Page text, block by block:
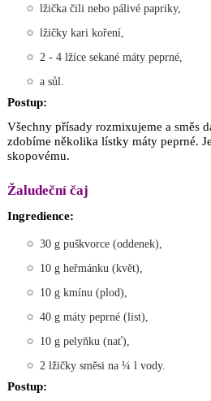
lžička čili nebo pálivé papriky,
lžičky kari koření,
2 - 4 lžíce sekané máty peprné,
a sůl.
Postup:
Všechny přísady rozmixujeme a směs
zdobíme několika lístky máty peprné.
skopovému.
Žaludeční čaj
Ingredience:
30 g puškvorce (oddenek),
10 g heřmánku (květ),
10 g kmínu (plod),
40 g máty peprné (list),
10 g pelyňku (nať),
2 lžičky směsi na ¼ l vody.
Postup: